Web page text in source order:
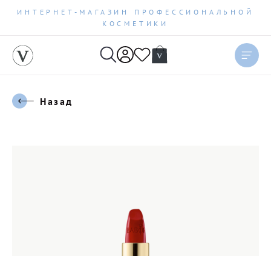
ИНТЕРНЕТ-МАГАЗИН ПРОФЕССИОНАЛЬНОЙ
КОСМЕТИКИ
Назад